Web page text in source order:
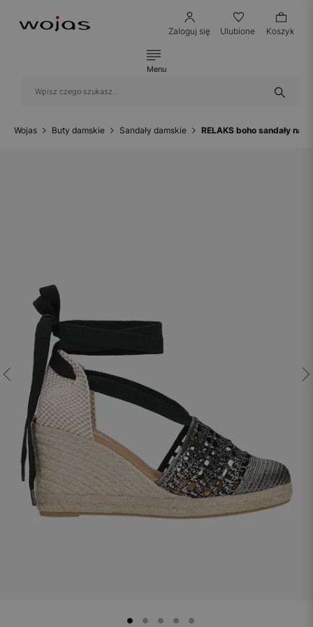
Zaloguj się Ulubione Koszyk
Menu
Wojas Buty damskie Sandały damskie RELAKS boho sandały na